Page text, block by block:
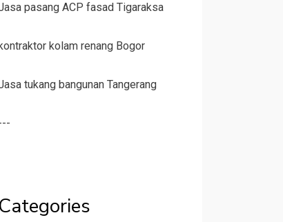
pasang ACP fasad Tigaraksa
kolam renang Bogor
tukang bangunan Tangerang
Categories